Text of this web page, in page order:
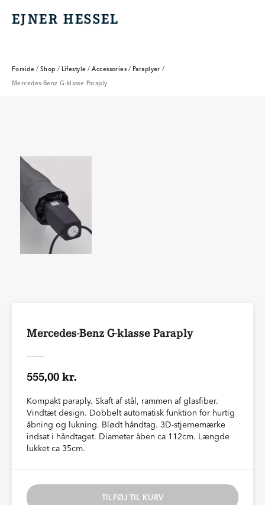
EJNER HESSEL
EJNER HESSEL
Forside / Shop / Lifestyle / Accessories / Paraplyer /
Mercedes-Benz G-klasse Paraply
Mercedes-Benz G-klasse Paraply
555,00 kr.
Kompakt paraply. Skaft af stål, rammen af glasfiber.
Vindtæt design. Dobbelt automatisk funktion for hurtig
åbning og lukning. Blødt håndtag. 3D-stjernemærke
indsat i håndtaget. Diameter åben ca 112cm. Længde
lukket ca 35cm.
TILFØJ TIL KURV